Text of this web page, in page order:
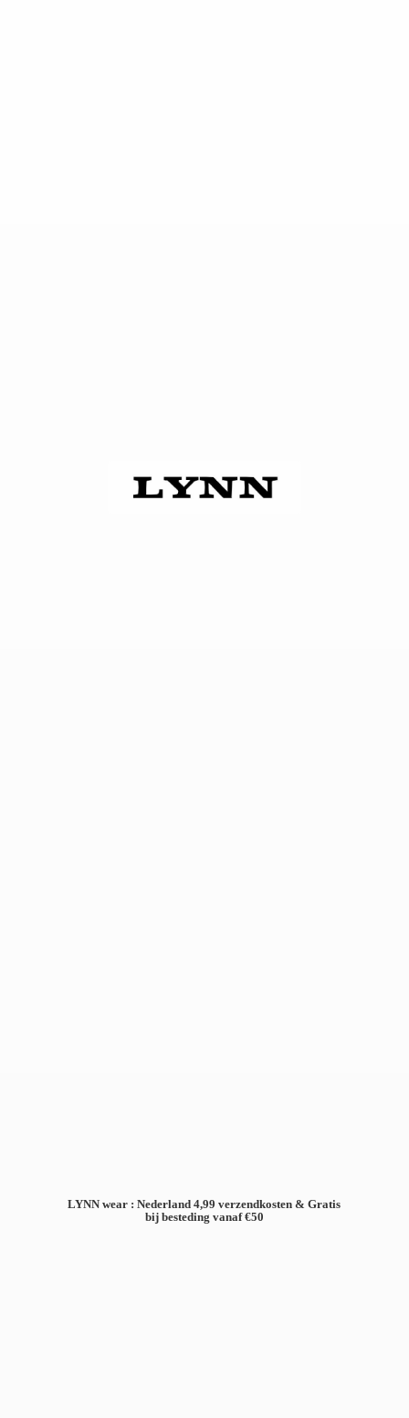
LYNN wear : Nederland 4,99 verzendkosten & Gratis
bij besteding vanaf €50